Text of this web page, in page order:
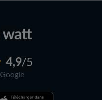
4,9/5
Google